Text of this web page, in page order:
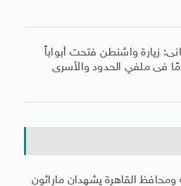
زيارة واشنطن فتحت أبواباً
فى ملفي الحدود والأسرى
ومحافظ القاهرة يشهدان ماراثون